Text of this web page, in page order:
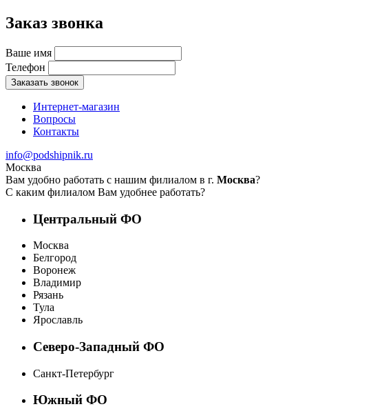
Заказ звонка
Ваше имя
Телефон
Заказать звонок
Интернет-магазин
Вопросы
Контакты
info@podshipnik.ru
Москва
Вам удобно работать с нашим филиалом в г. Москва?
С каким филиалом Вам удобнее работать?
Центральный ФО
Москва
Белгород
Воронеж
Владимир
Рязань
Тула
Ярославль
Северо-Западный ФО
Санкт-Петербург
Южный ФО